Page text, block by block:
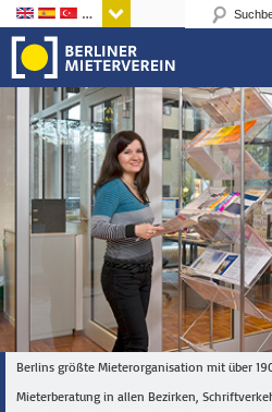
Sprachen
Berlins größte Mieterorganisation mit über
Mieterberatung in allen Bezirken,